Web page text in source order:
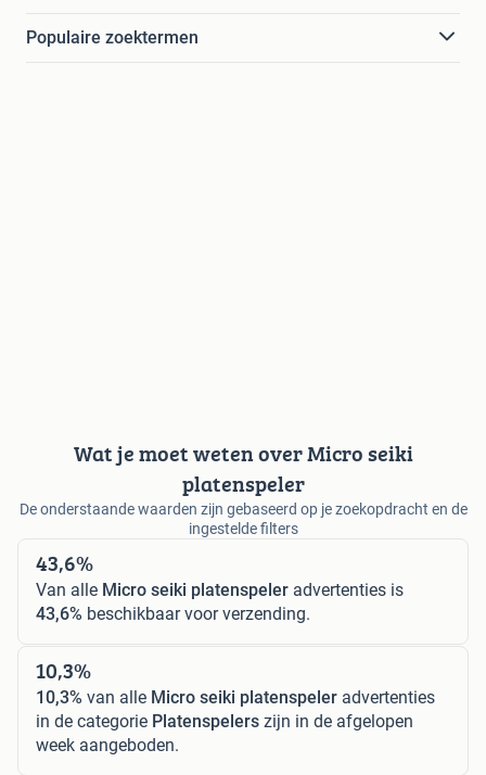
Populaire zoektermen
Wat je moet weten over Micro seiki
platenspeler
De onderstaande waarden zijn gebaseerd op je zoekopdracht en de
ingestelde filters
43,6%
Van alle Micro seiki platenspeler advertenties is
43,6% beschikbaar voor verzending.
10,3%
10,3% van alle Micro seiki platenspeler advertenties
in de categorie Platenspelers zijn in de afgelopen
week aangeboden.